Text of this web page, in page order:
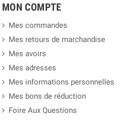
MON COMPTE
Mes commandes
Mes retours de marchandise
Mes avoirs
Mes adresses
Mes informations personnelles
Mes bons de réduction
Foire Aux Questions